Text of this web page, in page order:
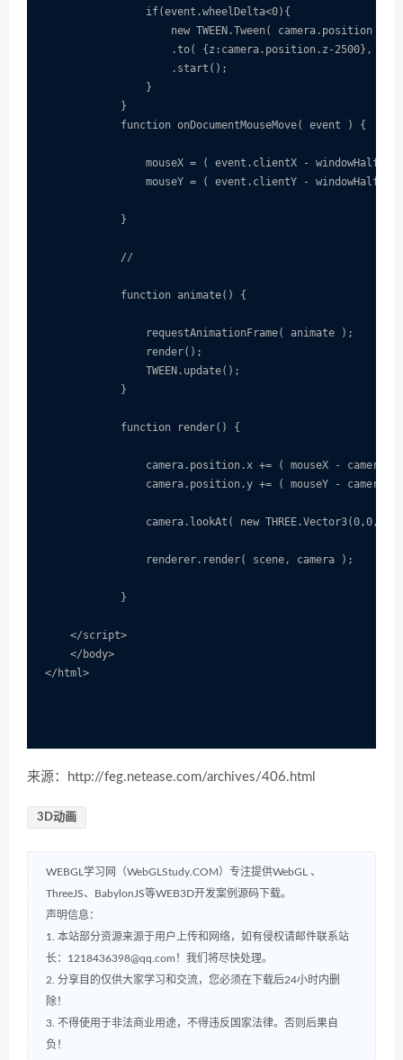
                if(event.wheelDelta<0){
                    new TWEEN.Tween( camera.position )
.to( {z:camera.position.z-2500},
                    .start();
                }
            }
            function onDocumentMouseMove( event ) {
mouseX = ( event.clientX - windowHalfX )
mouseY = ( event.clientY - windowHalfY )
            }
            //
            function animate() {
                requestAnimationFrame( animate );
                render();
                TWEEN.update();
            }
            function render() {
camera.position.x += ( mouseX -
camera.position.y += ( mouseY -
camera.lookAt( new THREE.Vector3(0,0,-
                renderer.render( scene, camera );
            }
    </script>
    </body>
</html>
来源：http://feg.netease.com/archives/406.html
3D动画
WEBGL学习网（WebGLStudy.COM）专注提供WebGL 、
ThreeJS、BabylonJS等WEB3D开发案例源码下载。
声明信息：
1. 本站部分资源来源于用户上传和网络，如有侵权请邮件联系站
长：1218436398@qq.com！我们将尽快处理。
2. 分享目的仅供大家学习和交流，您必须在下载后24小时内删
除！
3. 不得使用于非法商业用途，不得违反国家法律。否则后果自
负！